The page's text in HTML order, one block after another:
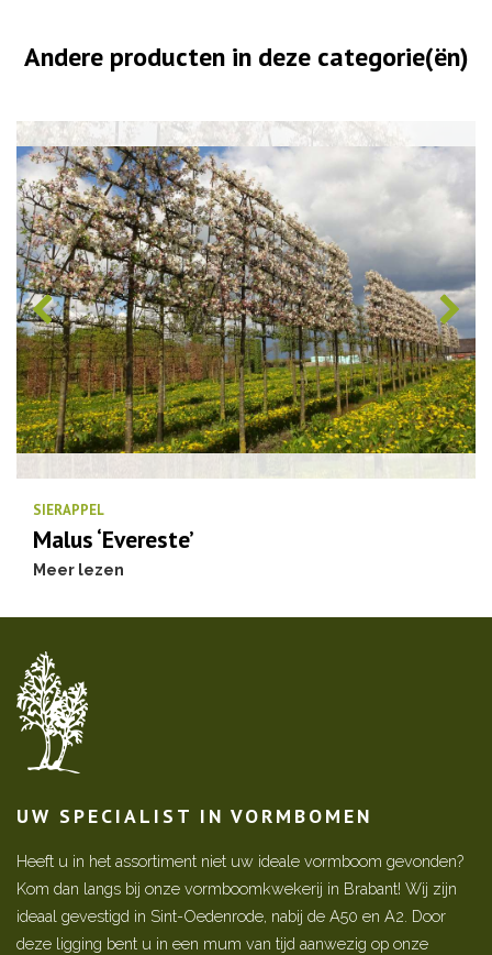
Andere producten in deze categorie(ën)
SIERAPPEL
Malus ‘Evereste’
Meer lezen
UW SPECIALIST IN VORMBOMEN
Heeft u in het assortiment niet uw ideale vormboom gevonden?
Kom dan langs bij onze vormboomkwekerij in Brabant! Wij zijn
ideaal gevestigd in Sint-Oedenrode, nabij de A50 en A2. Door
deze ligging bent u in een mum van tijd aanwezig op onze